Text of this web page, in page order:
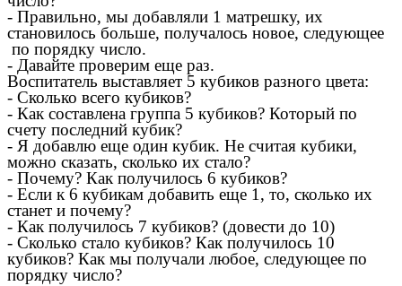
- Правильно, мы добавляли 1 матрешку, их
становилось больше, получалось новое, следующее
по порядку число.
- Давайте проверим еще раз.
Воспитатель выставляет 5 кубиков разного цвета:
- Сколько всего кубиков?
- Как составлена группа 5 кубиков? Который по
счету последний кубик?
- Я добавлю еще один кубик. Не считая кубики,
можно сказать, сколько их стало?
- Почему? Как получилось 6 кубиков?
- Если к 6 кубикам добавить еще 1, то, сколько их
станет и почему?
- Как получилось 7 кубиков? (довести до 10)
- Сколько стало кубиков? Как получилось 10
кубиков? Как мы получали любое, следующее по
порядку число?